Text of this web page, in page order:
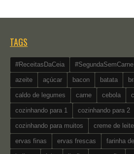
TAGS
#ReceitasDaCeia #SegundaSemCarne
azeite açúcar bacon batata
caldo de legumes carne cebola
cozinhando para 1 cozinhando para 2
cozinhando para muitos creme de leite
ervas finas ervas frescas farinha